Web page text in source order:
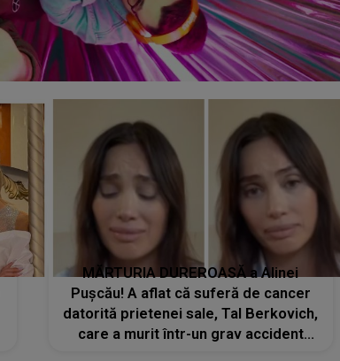
MĂRTURIA DUREROASĂ a Alinei
Pușcău! A aflat că suferă de cancer
datorită prietenei sale, Tal Berkovich,
care a murit într-un grav accident